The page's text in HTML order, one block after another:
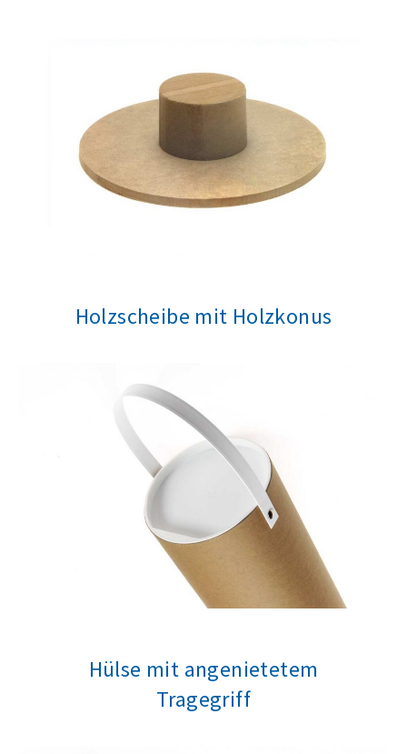
Holzscheibe mit Holzkonus
Hülse mit angenietetem
Tragegriff